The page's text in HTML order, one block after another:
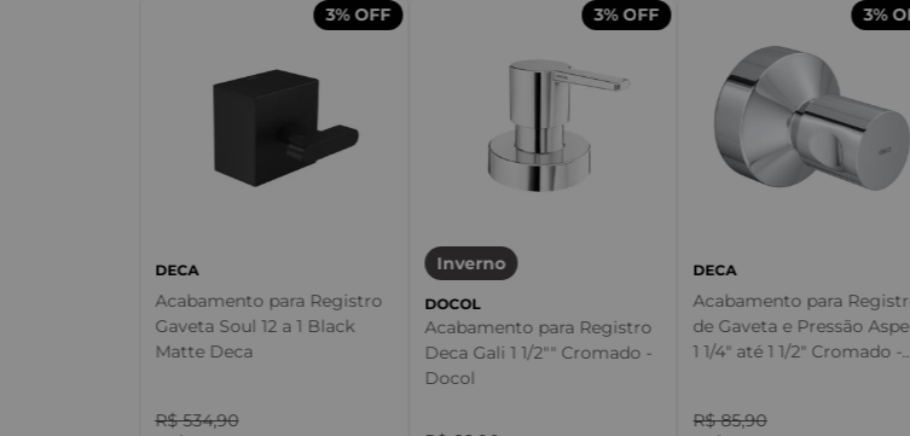
3%OFF
DECA
Acabamento para Registro
Gaveta Soul 12 a 1 Black
Matte Deca
R$ 534,90
3%OFF
Inverno
DOCOL
Acabamento para Registro
Deca Gali 1 1/2"" Cromado -
Docol
3%
DECA
Acabamento para
de Gaveta e Pressão
1 1/4" até 1 1/2" Cromado -
R$ 85,90